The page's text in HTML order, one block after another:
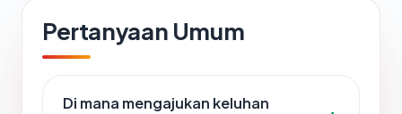
Pertanyaan Umum
Di mana mengajukan keluhan